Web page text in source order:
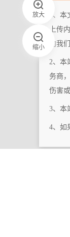
放大
缩小
1、
上传
向我
2、本
务商
伤害
3、本
4、如